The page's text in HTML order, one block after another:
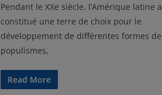
Pendant le XXe siècle, l’Amérique latine a
constitué une terre de choix pour le
développement de différentes formes de
populismes,
Read More